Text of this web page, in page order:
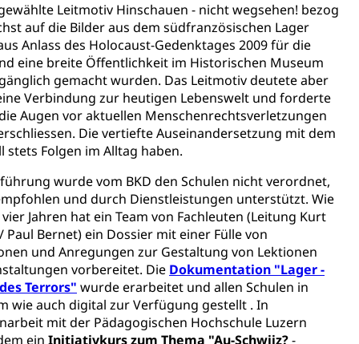
Leitmotiv Hinschauen - nicht wegsehen! bezog
auf die Bilder aus dem südfranzösischen Lager
Anlass des Holocaust-Gedenktages 2009 für die
eine breite Öffentlichkeit im Historischen Museum
gemacht wurden. Das Leitmotiv deutete aber
Verbindung zur heutigen Lebenswelt und forderte
Augen vor aktuellen Menschenrechtsverletzungen
Die vertiefte Auseinandersetzung mit dem
stets Folgen im Alltag haben.
wurde vom BKD den Schulen nicht verordnet,
und durch Dienstleistungen unterstützt. Wie
Jahren hat ein Team von Fachleuten (Leitung Kurt
Paul Bernet) ein Dossier mit einer Fülle von
und Anregungen zur Gestaltung von Lektionen
vorbereitet. Die Dokumentation "Lager -
Terrors" wurde erarbeitet und allen Schulen in
wie auch digital zur Verfügung gestellt . In
mit der Pädagogischen Hochschule Luzern
ein Initiativkurs zum Thema "Au-Schwiiz?-
Tabakprävention, Primärprävention,
Prävention (Polizei)
Krankenversicherung, Unfallversicherung,
Luzern)
Existenzsicherung - Sozialhilfe
Suchtkrankheit, Drogenabhängige,
erste Säule, zweite Säule, dritte Säule,